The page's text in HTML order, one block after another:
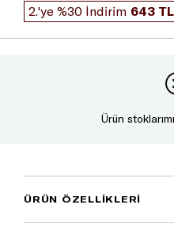
2.'ye %30 İndirim 643 TL
Ürün
ÜRÜN ÖZELLIKLERI